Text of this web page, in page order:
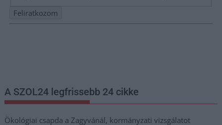
A SZOL24 legfrissebb 24 cikke
Ökológiai csapda a Zagyvánál, kormányzati vizsgálatot